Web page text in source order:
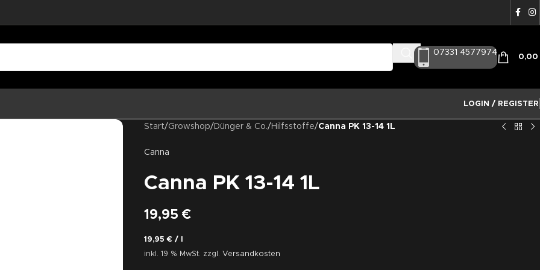
07331 4577974
0,00
LOGIN / REGISTER
Start/Growshop/ Dünger & Co./ Hilfsstoffe/Canna PK 13-14 1L
Canna
Canna PK 13-14 1L
19,95 €
19,95€ /
inkl. 19 % MwSt. zzgl. Versandkosten